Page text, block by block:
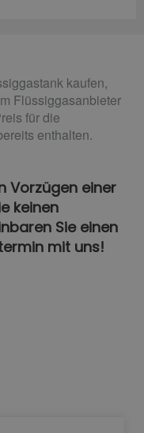
kaufen,
Flüssiggasanbieter
für die
enthalten.
Vorzügen einer
keinen
Sie einen
mit uns!